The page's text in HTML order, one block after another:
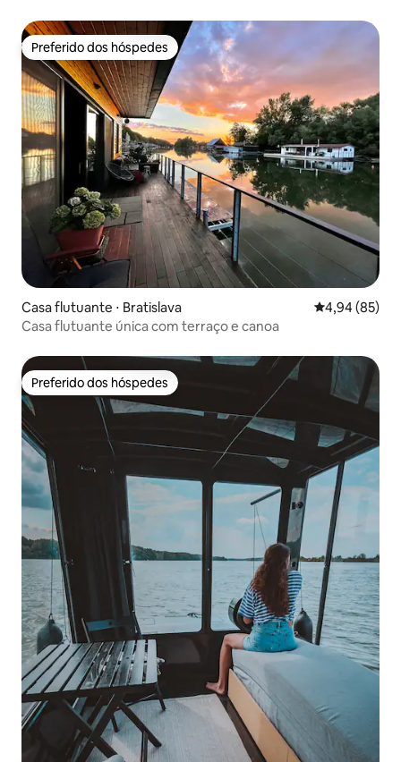
Preferido dos hóspedes
Preferido dos hóspedes
Casa flutuante ⋅ Bratislava 4,94 de uma
4,94 (85)
Casa flutuante única com terraço e canoa
Preferido dos hóspedes
Preferido dos hóspedes